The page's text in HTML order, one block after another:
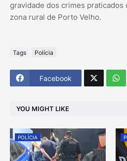
gravidade dos crimes praticados
zona rural de Porto Velho.
Tags Polícia
Facebook
YOU MIGHT LIKE
POLÍCIA